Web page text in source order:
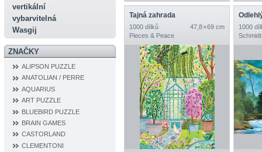
vertikální
vybarvitelná
Wasgij
ZNAČKY
ALIPSON PUZZLE
ANATOLIAN / PERRE
AQUARIUS
ART PUZZLE
BLUEBIRD PUZZLE
BRAIN GAMES
CASTORLAND
CLEMENTONI
Tajná zahrada
1000 dílků
47,8 × 69 cm
Pieces & Peace
1000
Schmidt